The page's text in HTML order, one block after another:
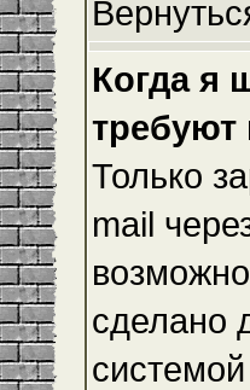
Когда я
требуют
Только
mail
сделано